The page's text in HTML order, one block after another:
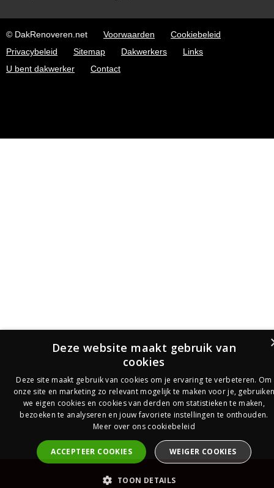
© DakRenoveren.net Voorwaarden
Cookiebeleid
Privacybeleid
Sitemap Dakwerkers
Links
U bent dakwerker
Contact
PrijsOfferte
Deze website maakt gebruik van
cookies
Deze site maakt gebruik van cookies om je ervaring te verbeteren. Om
onze site en marketing zo relevant mogelijk te maken voor je,
we eigen cookies en cookies van derden om statistieken te maken,
bezoeken te analyseren en jouw favoriete instellingen te onthouden.
Meer over ons cookiebeleid
ACCEPTEER COOKIES WEIGER COOKIES
TOON DETAILS